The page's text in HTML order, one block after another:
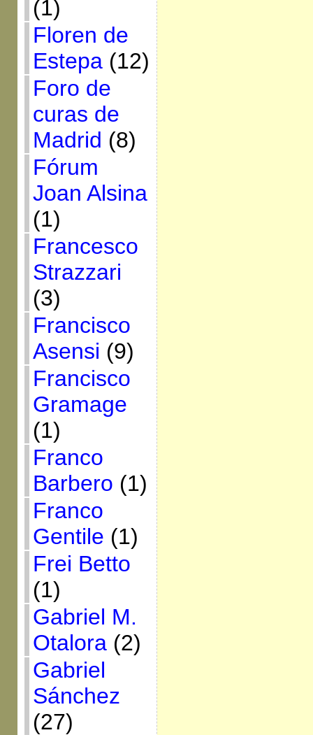
(1)
Floren de
Estepa(12)
Foro de
curas de
Madrid (8)
Fórum
Joan Alsina
(1)
Francesco
Strazzari
(3)
Francisco
Asensi (9)
Francisco
Gramage
(1)
Franco
Barbero (1)
Franco
Gentile (1)
Frei Betto
(1)
Gabriel M.
Otalora(2)
Gabriel
Sánchez
(27)